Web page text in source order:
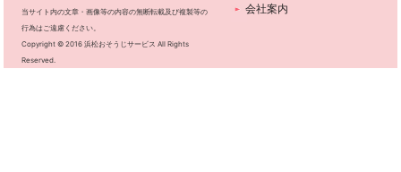
当サイト内の文章・画像等の内容の無断転載及び複製等の
行為はご遠慮ください。
Copyright © 2016 浜松おそうじサービス All Rights
Reserved.
会社案内